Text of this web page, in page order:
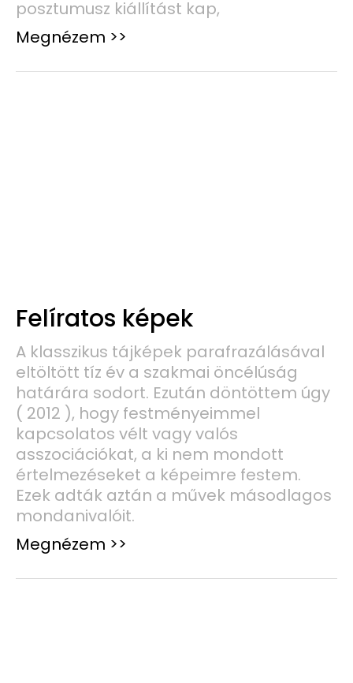
posztumusz kiállítást kap,
Megnézem >>
Felíratos képek
A klasszikus tájképek parafrazálásával
eltöltött tíz év a szakmai öncélúság
határára sodort. Ezután döntöttem úgy
( 2012 ), hogy festményeimmel
kapcsolatos vélt vagy valós
asszociációkat, a ki nem mondott
értelmezéseket a képeimre festem.
Ezek adták aztán a művek másodlagos
mondanivalóit.
Megnézem >>